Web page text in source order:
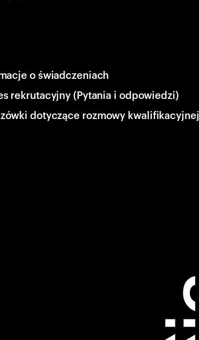
o świadczeniach
rekrutacyjny (Pytania i odpowiedzi)
dotyczące rozmowy kwalifikacyjnej